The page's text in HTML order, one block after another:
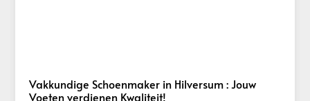
Vakkundige Schoenmaker in Hilversum : Jouw
Voeten verdienen Kwaliteit!